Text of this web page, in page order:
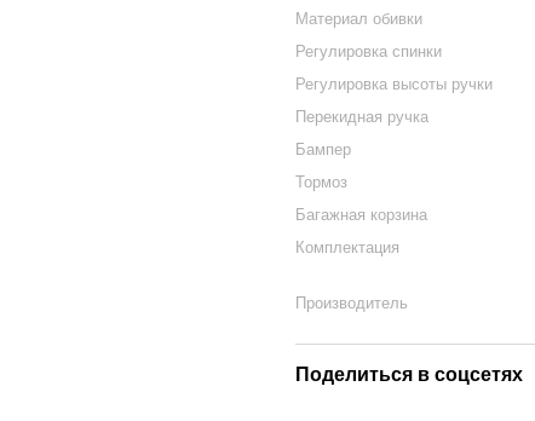
Материал обивки
Регулировка спинки
Регулировка высоты ручки
Перекидная ручка
Бампер
Тормоз
Багажная корзина
Комплектация
Производитель
Поделиться в соцсетях